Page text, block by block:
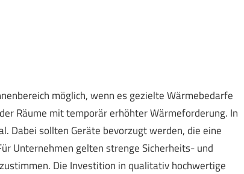
möglich, wenn es gezielte Wärmebedarfe
Räume mit temporär erhöhter Wärmeforderung. In
Dabei sollten Geräte bevorzugt werden, die eine
Unternehmen gelten strenge Sicherheits- und
Die Investition in qualitativ hochwertige